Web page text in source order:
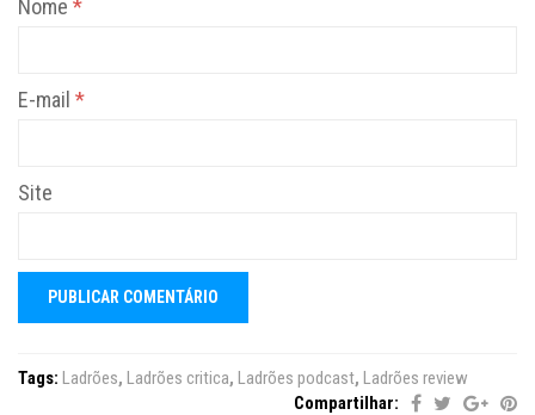
Nome *
E-mail *
Site
Tags: Ladrões, Ladrões critica, Ladrões podcast, Ladrões review
Compartilhar: